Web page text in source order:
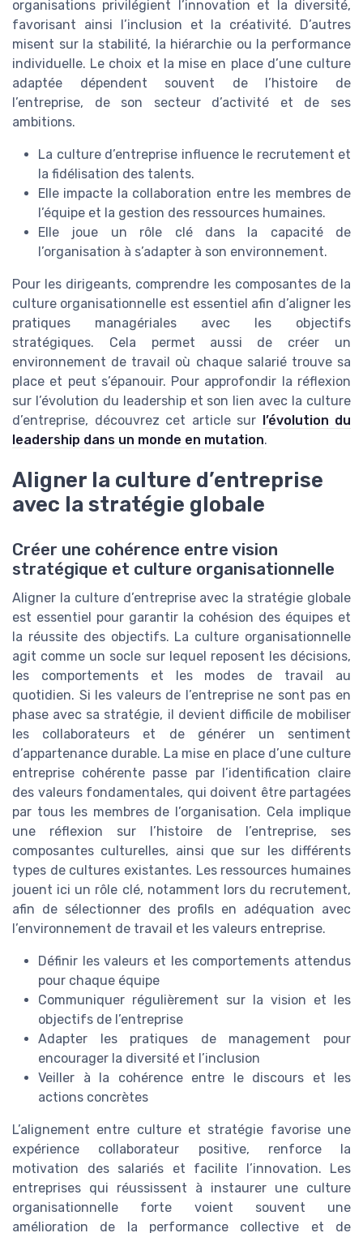
organisations privilégient l’innovation et la diversité,
favorisant ainsi l’inclusion et la créativité. D’autres
misent sur la stabilité, la hiérarchie ou la performance
individuelle. Le choix et la mise en place d’une culture
adaptée dépendent souvent de l’histoire de
l’entreprise, de son secteur d’activité et de ses
ambitions.
La culture d’entreprise influence le recrutement et
la fidélisation des talents.
Elle impacte la collaboration entre les membres de
l’équipe et la gestion des ressources humaines.
Elle joue un rôle clé dans la capacité de
l’organisation à s’adapter à son environnement.
Pour les dirigeants, comprendre les composantes de la
culture organisationnelle est essentiel afin d’aligner les
pratiques managériales avec les objectifs
stratégiques. Cela permet aussi de créer un
environnement de travail où chaque salarié trouve sa
place et peut s’épanouir. Pour approfondir la réflexion
sur l’évolution du leadership et son lien avec la culture
d’entreprise, découvrez cet article sur l’évolution du
leadership dans un monde en mutation.
Aligner la culture d’entreprise
avec la stratégie globale
Créer une cohérence entre vision
stratégique et culture organisationnelle
Aligner la culture d’entreprise avec la stratégie globale
est essentiel pour garantir la cohésion des équipes et
la réussite des objectifs. La culture organisationnelle
agit comme un socle sur lequel reposent les décisions,
les comportements et les modes de travail au
quotidien. Si les valeurs de l’entreprise ne sont pas en
phase avec sa stratégie, il devient difficile de mobiliser
les collaborateurs et de générer un sentiment
d’appartenance durable. La mise en place d’une culture
entreprise cohérente passe par l’identification claire
des valeurs fondamentales, qui doivent être partagées
par tous les membres de l’organisation. Cela implique
une réflexion sur l’histoire de l’entreprise, ses
composantes culturelles, ainsi que sur les différents
types de cultures existantes. Les ressources humaines
jouent ici un rôle clé, notamment lors du recrutement,
afin de sélectionner des profils en adéquation avec
l’environnement de travail et les valeurs entreprise.
Définir les valeurs et les comportements attendus
pour chaque équipe
Communiquer régulièrement sur la vision et les
objectifs de l’entreprise
Adapter les pratiques de management pour
encourager la diversité et l’inclusion
Veiller à la cohérence entre le discours et les
actions concrètes
L’alignement entre culture et stratégie favorise une
expérience collaborateur positive, renforce la
motivation des salariés et facilite l’innovation. Les
entreprises qui réussissent à instaurer une culture
organisationnelle forte voient souvent une
amélioration de la performance collective et de